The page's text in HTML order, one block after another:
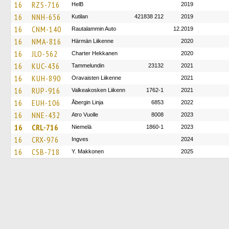
16 RZS-716 HelB 2019
16 NNH-656 Kutilan 421838 212 2019
16 CNM-140 Rautalammin Auto 12.2019
16 NMA-816 Härmän Liikenne 2020
16 JLO-562 Charter Hekkanen 2020
16 KUC-436 Tammelundin 23132 2021
16 KUH-890 Oravaisten Liikenne 2021
16 RUP-916 Valkeakosken Liikenn 1762-1 2021
16 EUH-106 Åbergin Linja 6853 2022
16 NNE-432 Atro Vuolle 8008 2023
16 CRL-716 Niemelä 1860-1 2023
16 CRX-976 Ingves 2024
16 CSB-718 Y. Makkonen 2025